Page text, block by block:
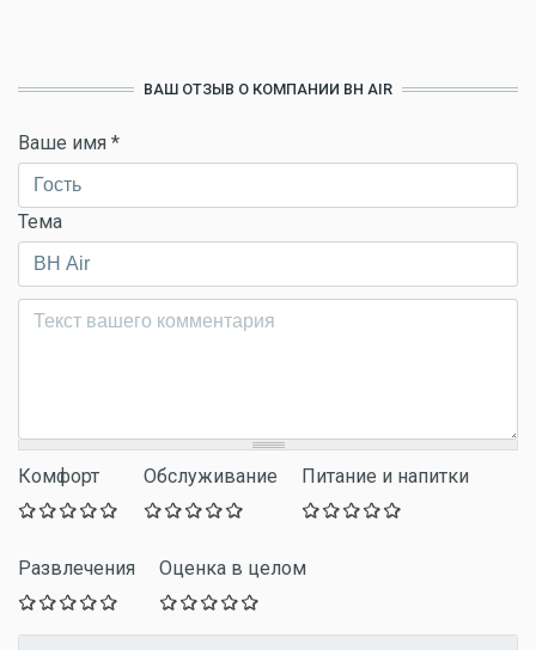
ВАШ ОТЗЫВ О КОМПАНИИ BH AIR
Ваше имя *
Тема
Комментарий*
Комфорт Обслуживание Питание и напитки
Развлечения Оценка в целом